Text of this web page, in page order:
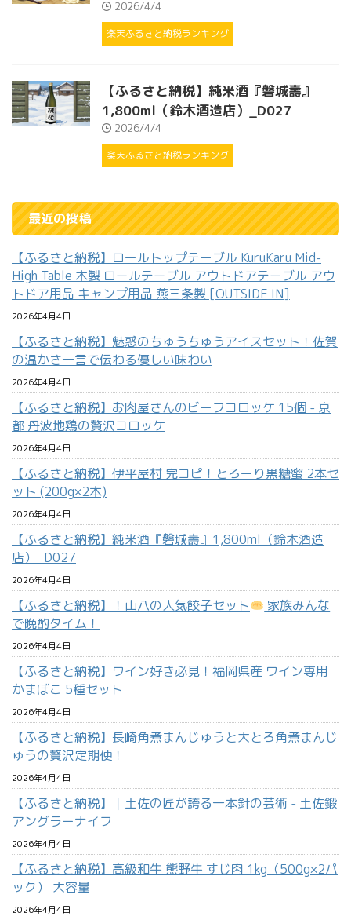
2026/4/4
楽天ふるさと納税ランキング
【ふるさと納税】純米酒『磐城壽』
1,800ml（鈴木酒造店）_D027
2026/4/4
楽天ふるさと納税ランキング
最近の投稿
【ふるさと納税】ロールトップテーブル KuruKaru Mid-
High Table 木製 ロールテーブル アウトドアテーブル アウ
トドア用品 キャンプ用品 燕三条製 [OUTSIDE IN]
2026年4月4日
【ふるさと納税】魅惑のちゅうちゅうアイスセット！佐賀
の温かさ一言で伝わる優しい味わい
2026年4月4日
【ふるさと納税】お肉屋さんのビーフコロッケ 15個 - 京
都 丹波地鶏の贅沢コロッケ
2026年4月4日
【ふるさと納税】伊平屋村 完コピ！とろーり黒糖蜜 2本セ
ット (200g×2本)
2026年4月4日
【ふるさと納税】純米酒『磐城壽』1,800ml（鈴木酒造
店）_D027
2026年4月4日
【ふるさと納税】！山八の人気餃子セット
家族みんな
で晩酌タイム！
2026年4月4日
【ふるさと納税】ワイン好き必見！福岡県産 ワイン専用
かまぼこ 5種セット
2026年4月4日
【ふるさと納税】長崎角煮まんじゅうと大とろ角煮まんじ
ゅうの贅沢定期便！
2026年4月4日
【ふるさと納税】｜土佐の匠が誇る一本針の芸術 - 土佐鍛
アングラーナイフ
2026年4月4日
【ふるさと納税】高級和牛 熊野牛 すじ肉 1kg（500g×2パ
ック） 大容量
2026年4月4日